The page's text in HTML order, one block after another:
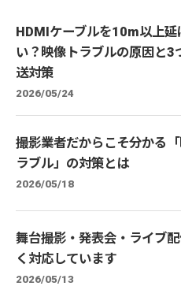
HDMIケーブルを10m以上延
い？映像トラブルの原因と3
送対策
2026/05/24
撮影業者だからこそ分かる
ラブル」の対策とは
2026/05/18
舞台撮影・発表会・ライブ
く対応しています
2026/05/13